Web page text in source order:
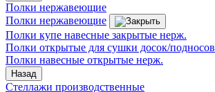
Полки нержавеющие
Полки нержавеющие
Полки купе навесные закрытые нерж.
Полки открытые для сушки досок/подносов
Полки навесные открытые нерж.
Назад
Стеллажи производственные